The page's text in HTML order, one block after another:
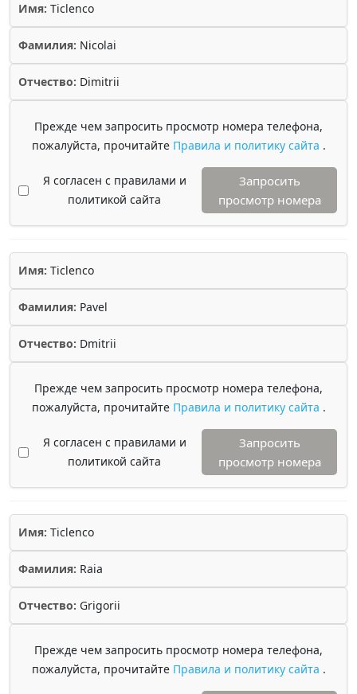
Имя: Ticlenco
Фамилия: Nicolai
Отчество: Dimitrii
Прежде чем запросить просмотр номера телефона,
пожалуйста, прочитайте Правила и политику сайта .
Я согласен с правилами и
политикой сайта
Запросить
просмотр номера
Имя: Ticlenco
Фамилия: Pavel
Отчество: Dmitrii
Прежде чем запросить просмотр номера телефона,
пожалуйста, прочитайте Правила и политику сайта .
Я согласен с правилами и
политикой сайта
Запросить
просмотр номера
Имя: Ticlenco
Фамилия: Raia
Отчество: Grigorii
Прежде чем запросить просмотр номера телефона,
пожалуйста, прочитайте Правила и политику сайта .